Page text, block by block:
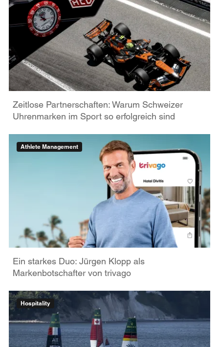
Zeitlose Partnerschaften: Warum Schweizer
Uhrenmarken im Sport so erfolgreich sind
Athlete Management
Ein starkes Duo: Jürgen Klopp als
Markenbotschafter von trivago
Hospitality